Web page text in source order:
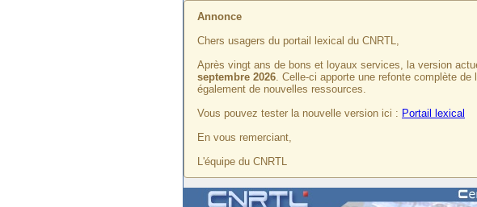
Annonce
Chers usagers du portail lexical du CNRTL,
Après vingt ans de bons et loyaux services, la version
septembre 2026. Celle-ci apporte une refonte complète
également de nouvelles ressources.
Vous pouvez tester la nouvelle version ici : Portail lexical
En vous remerciant,
L'équipe du CNRTL